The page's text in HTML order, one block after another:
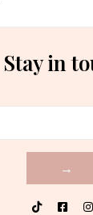
Stay in
→